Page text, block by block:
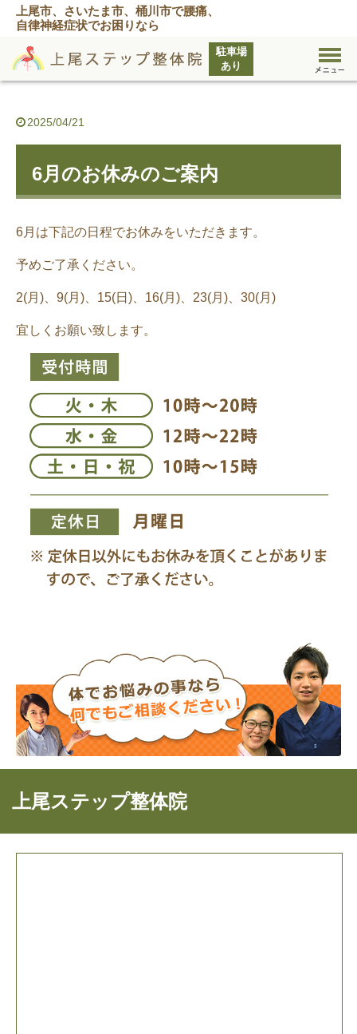
上尾市、さいたま市、桶川市で腰痛、
自律神経症状でお困りなら
2025/04/21
6月のお休みのご案内
6月は下記の日程でお休みをいただきます。
予めご了承ください。
2(月)、9(月)、15(日)、16(月)、23(月)、30(月)
宜しくお願い致します。
上尾ステップ整体院